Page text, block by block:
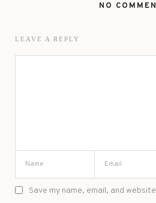
NO
LEAVE A REPLY
Save my name, email, and